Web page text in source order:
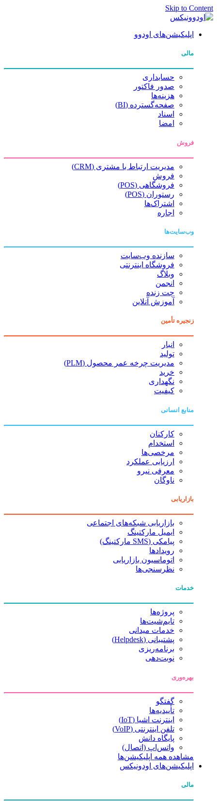
Skip to Content
اپلیکیشن‌های اودوو
مالی
حسابداری
صدور فاکتور
هزینه‌ها
صفحه‌گسترده (BI)
اسناد
امضا
فروش
مدیریت ارتباط با مشتری (CRM)
فروش
فروشگاهی (POS)
رستوران (POS)
اشتراک‌ها
اجاره
وب‌سایت‌ها
سازنده وب‌سایت
فروشگاه اینترنتی
وبلاگ
انجمن
چت زنده
آموزش آنلاین
زنجیره تأمین
انبار
تولید
مدیریت چرخه عمر محصول (PLM)
خرید
نگهداری
کیفیت
منابع انسانی
کارکنان
استخدام
مرخصی‌ها
ارزیابی عملکرد
معرفی نیرو
ناوگان
بازاریابی
بازاریابی شبکه‌های اجتماعی
ایمیل مارکتینگ
پیامکی (SMS مارکتینگ)
رویدادها
اتوماسیون بازاریابی
نظرسنجی‌ها
خدمات
پروژه‌ها
تایم‌شیت‌ها
خدمات میدانی
پشتیبانی (Helpdesk)
برنامه‌ریزی
نوبت‌دهی
بهره‌وری
گفتگو
تأییدیه‌ها
اینترنت اشیا (IoT)
تلفن اینترنتی (VoIP)
پایگاه دانش
واتس‌اپ (اتصال)
مشاهده همه اپلیکیشن‌ها
اپلیکیشن‌های اودونیکس
مالی